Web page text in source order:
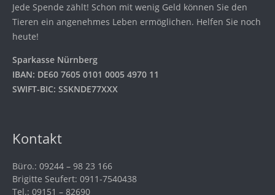
Jede Spende zählt! Schon mit wenig Geld können Sie den
Tieren ein angenehmes Leben ermöglichen. Helfen Sie noch
heute!
Sparkasse Nürnberg
IBAN: DE60 7605 0101 0005 4970 11
SWIFT-BIC: SSKNDE77XXX
Kontakt
Büro.: 09244 – 98 23 166
Brigitte Seufert: 0911-7540438
Tel.: 09151 – 82690